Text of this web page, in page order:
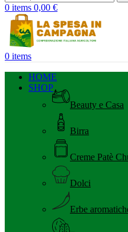
0 items 0,00 €
0 items
HOME
SHOP
Beauty e Casa
Birra
Creme Patè
Dolci
Erbe